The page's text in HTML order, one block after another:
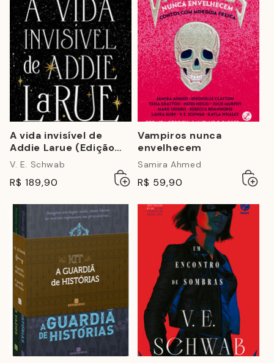
A vida invisível de
Addie Larue (Edição
capa dura)
V. E. Schwab
R$ 189,90
Adicionar
ao
Esgotado
Vampiros nunca
envelhecem
Samira Ahmed
R$ 59,90
ao